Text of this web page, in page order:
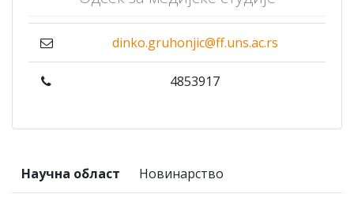
dinko.gruhonjic@ff.uns.ac.rs
4853917
Научна област Новинарство